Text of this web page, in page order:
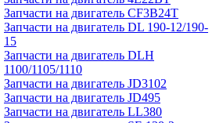
Запчасти на двигатель CF3B24T
Запчасти на двигатель DL 190-12/190-
15
Запчасти на двигатель DLH
1100/1105/1110
Запчасти на двигатель JD3102
Запчасти на двигатель JD495
Запчасти на двигатель LL380